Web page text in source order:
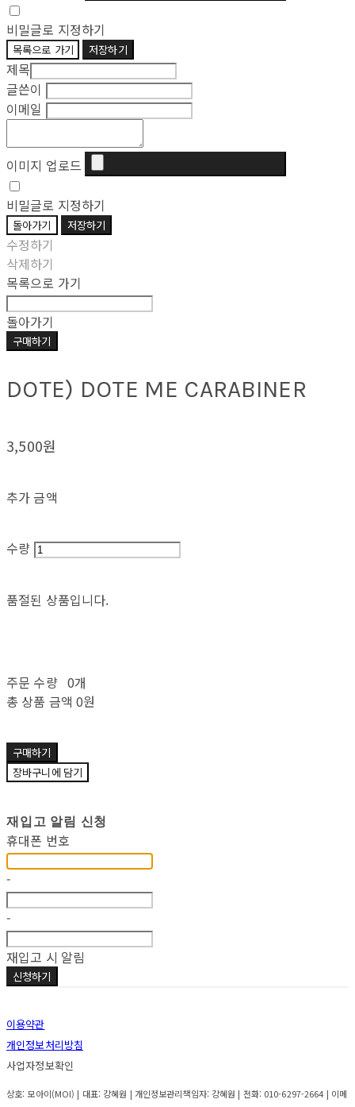
비밀글로 지정하기
목록으로 가기 저장하기
제목
글쓴이
이메일
이미지 업로드
비밀글로 지정하기
돌아가기 저장하기
수정하기
삭제하기
목록으로 가기
돌아가기
구매하기
DOTE) DOTE ME CARABINER
3,500원
추가 금액
수량
품절된 상품입니다.
주문 수량 0개
총 상품 금액 0원
구매하기
장바구니에 담기
재입고 알림 신청
휴대폰 번호
-
-
재입고 시 알림
신청하기
이용약관
개인정보처리방침
사업자정보확인
상호: 모아이(MOI) | 대표: 강혜원 | 개인정보관리책임자: 강혜원 | 전화: 010-6297-2664 | 이메